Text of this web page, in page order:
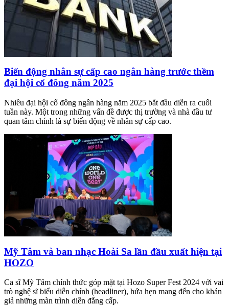
Biến động nhân sự cấp cao ngân hàng trước thềm
đại hội cổ đông năm 2025
Nhiều đại hội cổ đông ngân hàng năm 2025 bắt đầu diễn ra cuối
tuần này. Một trong những vấn đề được thị trường và nhà đầu tư
quan tâm chính là sự biến động về nhân sự cấp cao.
Mỹ Tâm và ban nhạc Hoài Sa lần đầu xuất hiện tại
HOZO
Ca sĩ Mỹ Tâm chính thức góp mặt tại Hozo Super Fest 2024 với vai
trò nghệ sĩ biểu diễn chính (headliner), hứa hẹn mang đến cho khán
giả những màn trình diễn đẳng cấp.